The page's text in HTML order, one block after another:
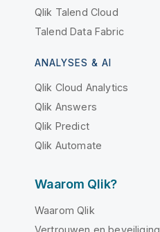
Qlik Talend Cloud
Talend Data Fabric
ANALYSES & AI
Qlik Cloud Analytics
Qlik Answers
Qlik Predict
Qlik Automate
Waarom Qlik?
Waarom Qlik
Vertrouwen en beveiliging